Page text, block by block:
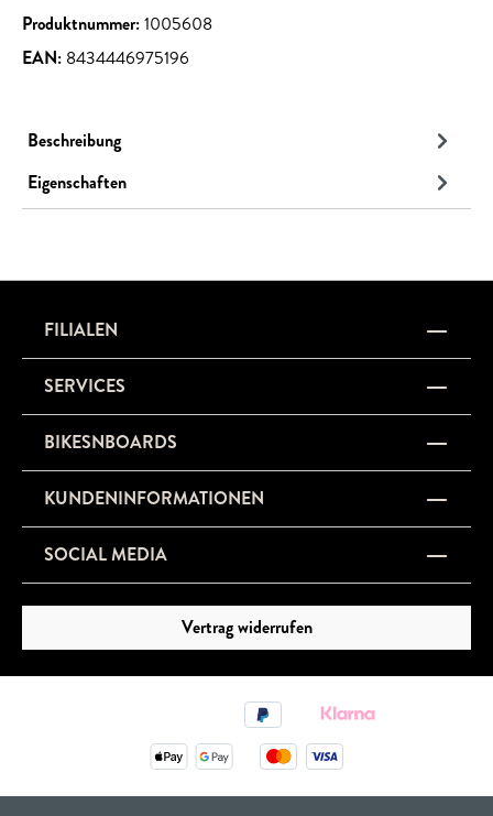
Produktnummer:1005608
EAN: 8434446975196
Beschreibung
Eigenschaften
FILIALEN
SERVICES
BIKESNBOARDS
KUNDENINFORMATIONEN
SOCIAL MEDIA
Vertrag widerrufen